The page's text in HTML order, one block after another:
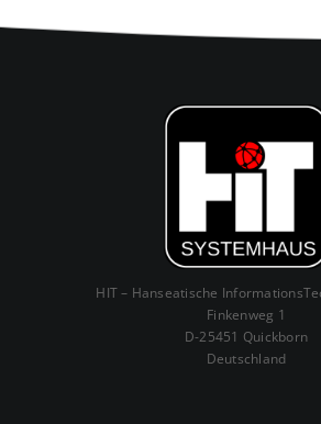
HIT – Hanseatische
Finkenweg 1
D-25451 Quickborn
Deutschland